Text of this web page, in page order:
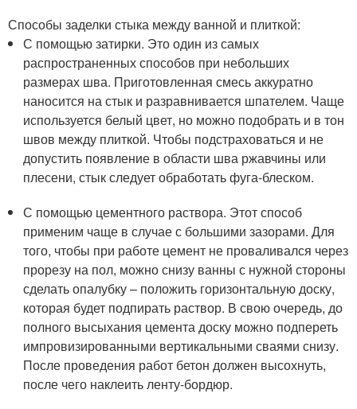
Способы заделки стыка между ванной и плиткой:
С помощью затирки. Это один из самых
распространенных способов при небольших
размерах шва. Приготовленная смесь аккуратно
наносится на стык и разравнивается шпателем. Чаще
используется белый цвет, но можно подобрать и в тон
швов между плиткой. Чтобы подстраховаться и не
допустить появление в области шва ржавчины или
плесени, стык следует обработать фуга-блеском.
С помощью цементного раствора. Этот способ
применим чаще в случае с большими зазорами. Для
того, чтобы при работе цемент не проваливался через
прорезу на пол, можно снизу ванны с нужной стороны
сделать опалубку – положить горизонтальную доску,
которая будет подпирать раствор. В свою очередь, до
полного высыхания цемента доску можно подпереть
импровизированными вертикальными сваями снизу.
После проведения работ бетон должен высохнуть,
после чего наклеить ленту-бордюр.